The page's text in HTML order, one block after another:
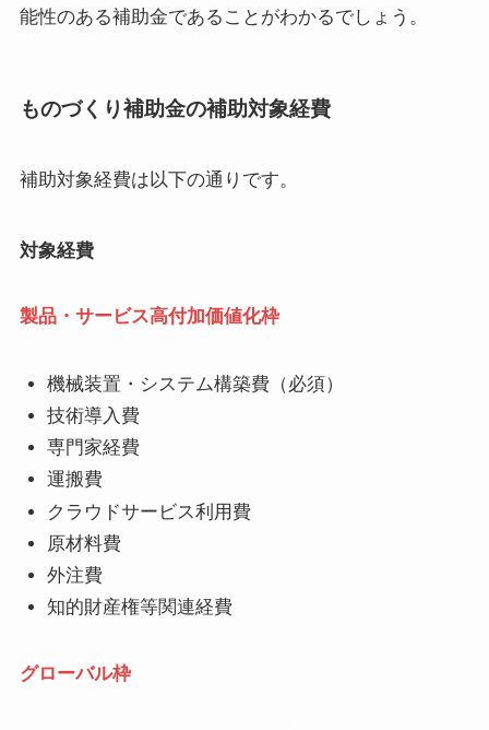
能性のある補助金であることがわかるでしょう。
ものづくり補助金の補助対象経費
補助対象経費は以下の通りです。
対象経費
製品・サービス高付加価値化枠
機械装置・システム構築費（必須）
技術導入費
専門家経費
運搬費
クラウドサービス利用費
原材料費
外注費
知的財産権等関連経費
グローバル枠